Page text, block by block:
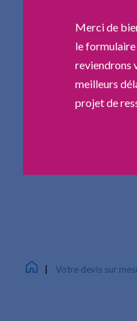
Merci de
le
reviendrons
meilleurs
projet de
Votre devis sur